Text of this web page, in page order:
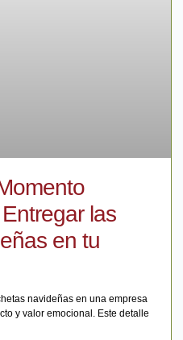
las
en tu
navideñas en una empresa
y valor emocional. Este detalle